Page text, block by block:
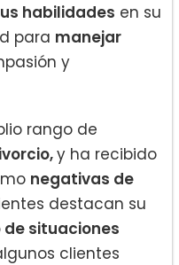
habilidades en su
para manejar
y
rango de
y ha recibido
negativas de
destacan su
situaciones
clientes